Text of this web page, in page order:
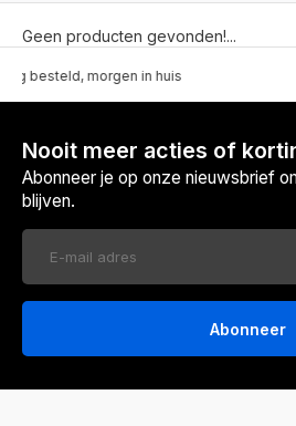
Geen producten gevonden!...
morgen in huis
Nooit meer acties of
Abonneer je op onze nieuwsbrief
blijven.
Abonneer